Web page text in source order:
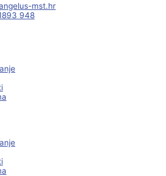
sulegna
948